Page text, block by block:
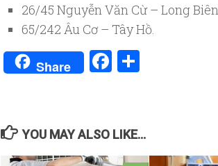
26/45 Nguyễn Văn Cừ – Long Biên.
65/242 Âu Cơ – Tây Hồ.
Share Facebook
YOU MAY ALSO LIKE...